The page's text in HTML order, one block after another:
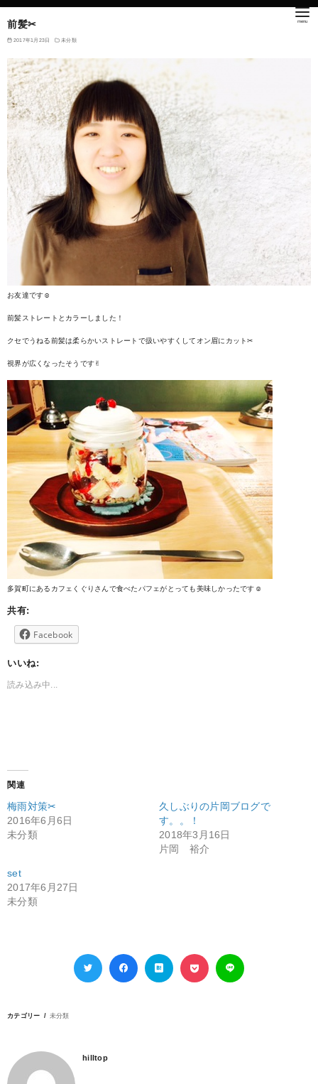
前髪✂︎
2017年1月23日 未分類
お友達です☺︎
前髪ストレートとカラーしました！
クセでうねる前髪は柔らかいストレートで扱いやすくしてオン眉にカット✂︎
視界が広くなったそうです✌︎
多賀町にあるカフェくぐりさんで食べたパフェがとっても美味しかったです☺︎
共有:
Facebook
いいね:
読み込み中...
関連
梅雨対策✂︎
2016年6月6日
未分類
久しぶりの片岡ブログで
す。。！
2018年3月16日
片岡 裕介
set
2017年6月27日
未分類
カテゴリー 未分類
hilltop